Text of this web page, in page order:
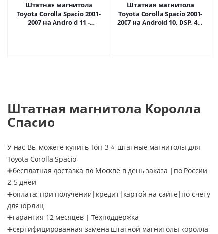
Штатная магнитола
Toyota Corolla Spacio 2001-
2007 на Android 11 -
Штатная магнитола
Toyota Corolla Spacio 2001-
2007 на Android 10, DSP, 4G,
Штатная магнитола Королла
Спасио
У нас Вы можете купить Топ-3 ⭐ штатные магнитолы для
Toyota Corolla Spacio
➕бесплатная доставка по Москве в день заказа |по России
2-5 дней
➕оплата: при получении|кредит|картой на сайте|по счету
для юрлиц
➕гарантия 12 месяцев | Техподдержка
➕сертифицированная замена штатной магнитолы королла